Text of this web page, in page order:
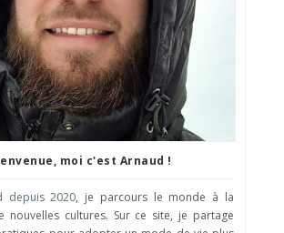
moi c'est Arnaud !
depuis 2020, je parcours le monde à la
nouvelles cultures. Sur ce site, je partage